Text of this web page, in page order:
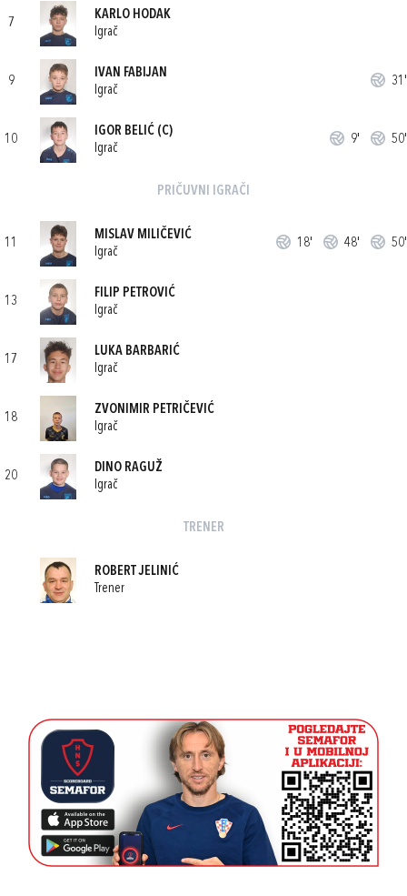
7
KARLO HODAK
Igrač
9
IVAN FABIJAN
Igrač
31'
10
IGOR BELIĆ (C)
Igrač
9' 50'
PRIČUVNI IGRAČI
11
MISLAV MILIČEVIĆ
Igrač
18' 48' 50'
13
FILIP PETROVIĆ
Igrač
17
LUKA BARBARIĆ
Igrač
18
ZVONIMIR PETRIČEVIĆ
Igrač
20
DINO RAGUŽ
Igrač
TRENER
ROBERT JELINIĆ
Trener